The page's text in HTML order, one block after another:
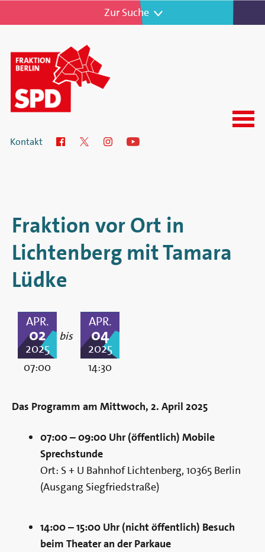
Zur Navigation
Zur Suche
Fraktion
Abgeordnetenhaus
von
Berlin
Kontakt FacebookTwitterInstagramYouTube
Menu
Fraktion vor Ort in
Lichtenberg mit Tamara
Lüdke
APR.
02
2025
07:00
bis
APR.
04
2025
14:30
Das Programm am Mittwoch, 2. April 2025
07:00 – 09:00 Uhr (öffentlich) Mobile
Sprechstunde
Ort: S + U Bahnhof Lichtenberg, 10365 Berlin
(Ausgang Siegfriedstraße)
14:00 – 15:00 Uhr (nicht öffentlich) Besuch
beim Theater an der Parkaue